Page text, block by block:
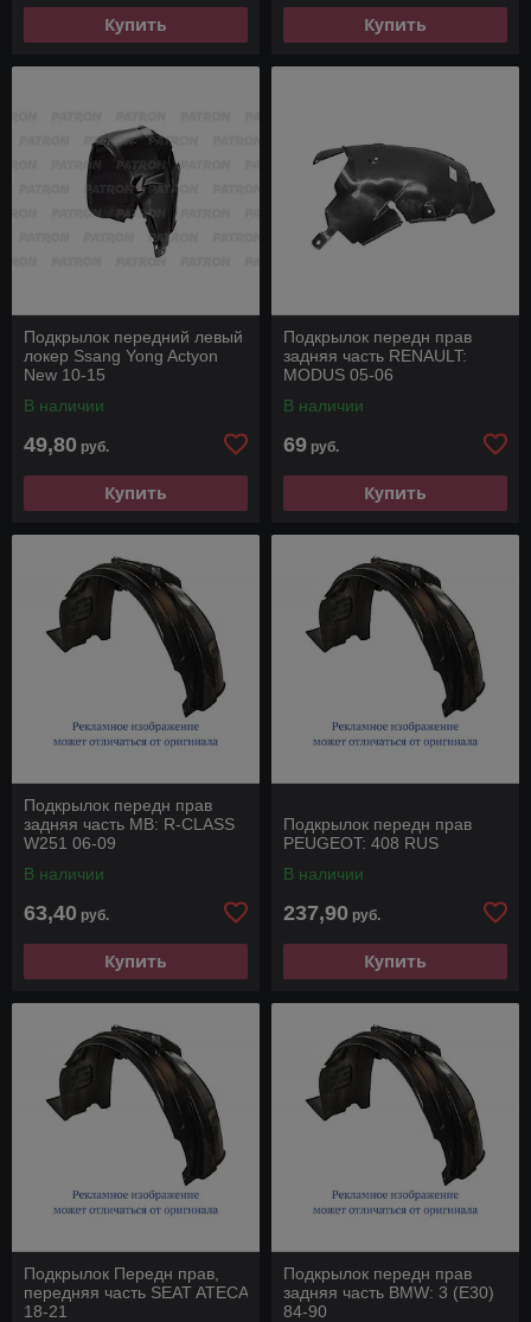
Купить Купить
Подкрылок передний левый
локер Ssang Yong Actyon
New 10-15
В наличии
49,80 руб.
Купить
Подкрылок передн прав
задняя часть RENAULT:
MODUS 05-06
В наличии
69 руб.
Купить
Подкрылок передн прав
задняя часть MB: R-CLASS
W251 06-09
В наличии
63,40 руб.
Купить
Подкрылок передн прав
PEUGEOT: 408 RUS
В наличии
237,90 руб.
Купить
Подкрылок Передн прав,
передняя часть SEAT ATECA
18-21
Подкрылок передн прав
задняя часть BMW: 3 (E30)
84-90